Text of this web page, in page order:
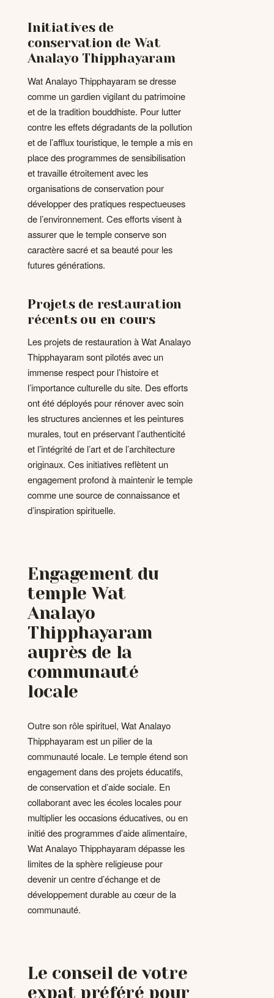
Initiatives de
conservation de Wat
Analayo Thipphayaram
Wat Analayo Thipphayaram se dresse
comme un gardien vigilant du patrimoine
et de la tradition bouddhiste. Pour lutter
contre les effets dégradants de la pollution
et de l’afflux touristique, le temple a mis en
place des programmes de sensibilisation
et travaille étroitement avec les
organisations de conservation pour
développer des pratiques respectueuses
de l’environnement. Ces efforts visent à
assurer que le temple conserve son
caractère sacré et sa beauté pour les
futures générations.
Projets de restauration
récents ou en cours
Les projets de restauration à Wat Analayo
Thipphayaram sont pilotés avec un
immense respect pour l’histoire et
l’importance culturelle du site. Des efforts
ont été déployés pour rénover avec soin
les structures anciennes et les peintures
murales, tout en préservant l’authenticité
et l’intégrité de l’art et de l’architecture
originaux. Ces initiatives reflètent un
engagement profond à maintenir le temple
comme une source de connaissance et
d’inspiration spirituelle.
Engagement du
temple Wat
Analayo
Thipphayaram
auprès de la
communauté
locale
Outre son rôle spirituel, Wat Analayo
Thipphayaram est un pilier de la
communauté locale. Le temple étend son
engagement dans des projets éducatifs,
de conservation et d’aide sociale. En
collaborant avec les écoles locales pour
multiplier les occasions éducatives, ou en
initié des programmes d’aide alimentaire,
Wat Analayo Thipphayaram dépasse les
limites de la sphère religieuse pour
devenir un centre d’échange et de
développement durable au cœur de la
communauté.
Le conseil de votre
expat préféré pour